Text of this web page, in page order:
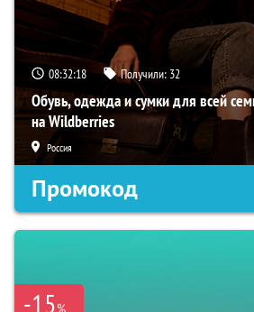
08:32:16 Получили: 32
Обувь, одежда и сумки для всей
на Wildberries
Россия
Промокод
-15%